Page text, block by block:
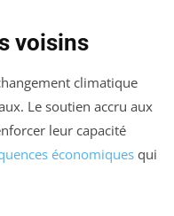
voisins
climatique
Le soutien accru aux
leur capacité
économiquesqui